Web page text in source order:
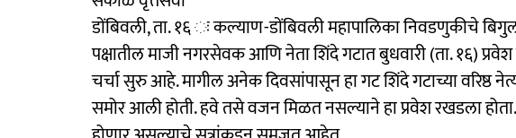
डोंबिवली, ता. १६ ः कल्याण-डोंबिवली महापालिका निवडणुकीचे
पक्षातील माजी नगरसेवक आणि नेता शिंदे गटात बुधवारी (ता. १६)
चर्चा सुरु आहे. मागील अनेक दिवसांपासून हा गट शिंदे गटाच्या वरिष्ठ
समोर आली होती. हवे तसे वजन मिळत नसल्याने हा प्रवेश रखडला